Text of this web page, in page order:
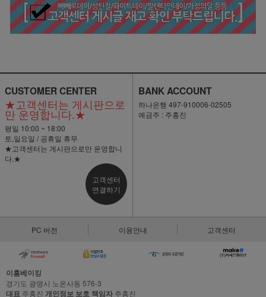
CUSTOMER CENTER
★고객센터는 게시판으로
만 운영합니다.★
평일 10:00 ~ 18:00
토,일요일 / 공휴일 휴무
★고객센터는 게시판으로만 운영합니
다.★
고객센터
연결하기
BANK ACCOUNT
하나은행 497-910006-02505
예금주 : 주홍진
PC 버전 이용안내 고객센터
이홈베이킹
경기도 광명시 노온사동 576-3
대표 주홍진 개인정보 보호 책임자 주홍진